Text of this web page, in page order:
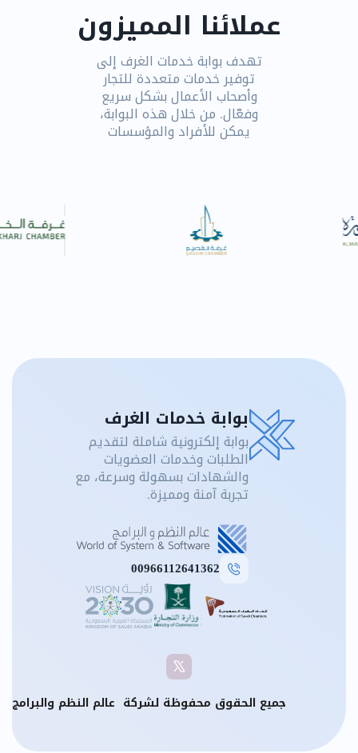
عملائنا المميزون
تهدف بوابة خدمات الغرف إلى
توفير خدمات متعددة للتجار
وأصحاب الأعمال بشكل سريع
وفعّال. من خلال هذه البوابة،
يمكن للأفراد والمؤسسات
بوابة خدمات الغرف
بوابة إلكترونية شاملة لتقديم
الطلبات وخدمات العضويات
والشهادات بسهولة وسرعة، مع
تجربة آمنة ومميزة.
00966112641362
جميع الحقوق محفوظة لشركة عالم النظم والبرامج